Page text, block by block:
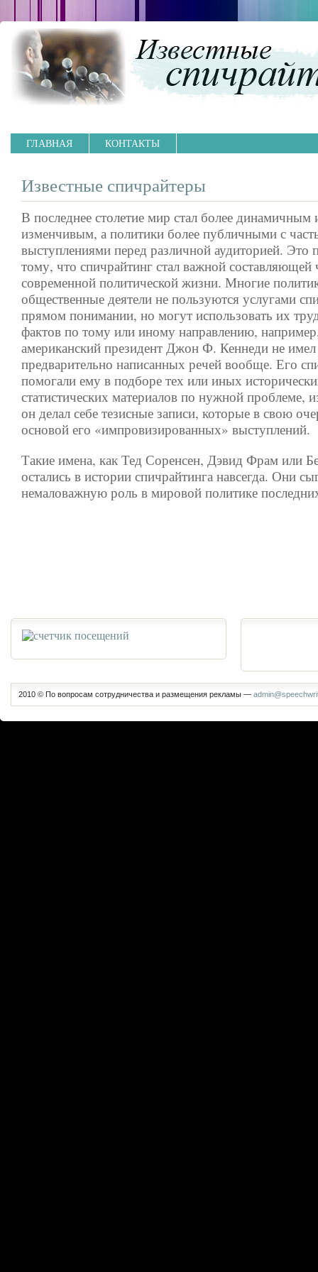
ГЛАВНАЯ КОНТАКТЫ
Известные спичрайтеры
В последнее столетие мир стал более динамичным
изменчивым, а политики более публичными с
выступлениями перед различной аудиторией. Это
тому, что спичрайтинг стал важной составляющей
современной политической жизни. Многие
общественные деятели не пользуются услугами
прямом понимании, но могут использовать их
фактов по тому или иному направлению,
американский президент Джон Ф. Кеннеди не имел
предварительно написанных речей вообще. Его
помогали ему в подборе тех или иных
статистических материалов по нужной проблеме,
он делал себе тезисные записи, которые в свою
основой его «импровизированных» выступлений.
Такие имена, как Тед Соренсен, Дэвид Фрам или
остались в истории спичрайтинга навсегда. Они
немаловажную роль в мировой политике
2010 © По вопросам сотрудничества и размещения рекламы —